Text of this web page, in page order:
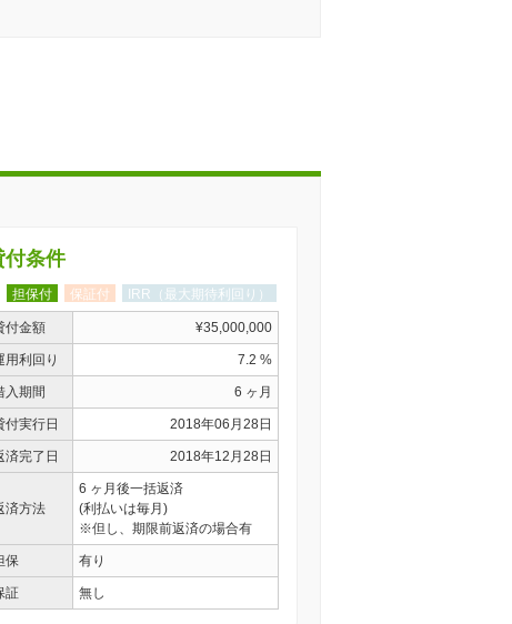
付条件
担保付 保証付 IRR（最大期待利回り）
付金額 ¥35,000,000
用利回り 7.2 %
入期間 6 ヶ月
付実行日 2018年06月28日
済完了日 2018年12月28日
済方法
6 ヶ月後一括返済
(利払いは毎月)
※但し、期限前返済の場合有
保 有り
証 無し